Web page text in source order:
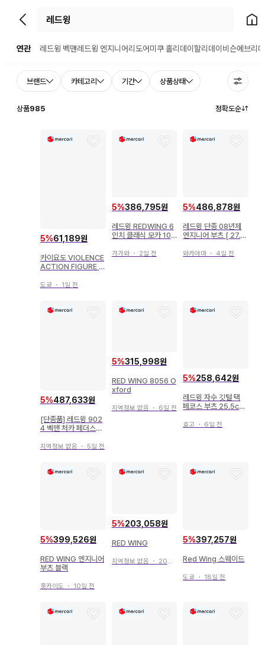
뒤로가기 홈으
연관 레드윙 벡맨레드윙 엔지니어리도어미쿠 홀리데이 할리데이비슨에브리
브랜드 카테고리 기간 상품상태
상품985 정확도순
5%61,189원
카이요도 VIOLENCE
ACTION FIGURE 데
도쿄 ・ 1일 전
5%386,795원
레드윙 REDWING 6
인치 클래식 모카 10-
가가와・ 2일 전
5%486,878원
레드윙 단종 08년제
엔지니어 부츠 [ 27.5
와카야마 ・ 4일 전
5%487,633원
[단종품] 레드윙 902
4 벡맨 처카 페더스톤
지역정보 없음 ・ 5일 전
5%315,998원
RED WING 8056 O
xford
지역정보 없음 ・ 6일 전
5%258,642원
레드윙 자수 깃털 택
페코스 부츠 25.5cm
효고 ・ 6일 전
5%399,526원
RED WING 엔지니어
부츠 블랙
홋카이도 ・ 10일 전
5%203,058원
RED WING
지역정보 없음 ・ 20일 전
5%397,257원
Red Wing 스웨이드
도쿄 ・ 18일 전